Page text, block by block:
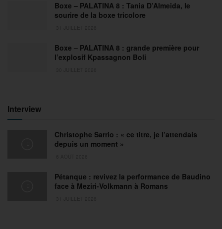
Boxe – PALATINA 8 : Tania D’Almeida, le
sourire de la boxe tricolore
Boxe – PALATINA 8 : grande première pour
l’explosif Kpassagnon Boli
Interview
Christophe Sarrio : « ce titre, je l’attendais
depuis un moment »
Pétanque : revivez la performance de Baudino
face à Meziri-Volkmann à Romans